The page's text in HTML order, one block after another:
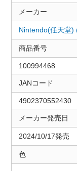
メーカー
Nintendo(任天堂)
商品番号
100994468
JANコード
4902370552430
メーカー発売日
2024/10/17発売
色